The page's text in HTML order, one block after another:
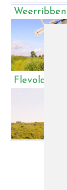
Weerribben
Flevoland